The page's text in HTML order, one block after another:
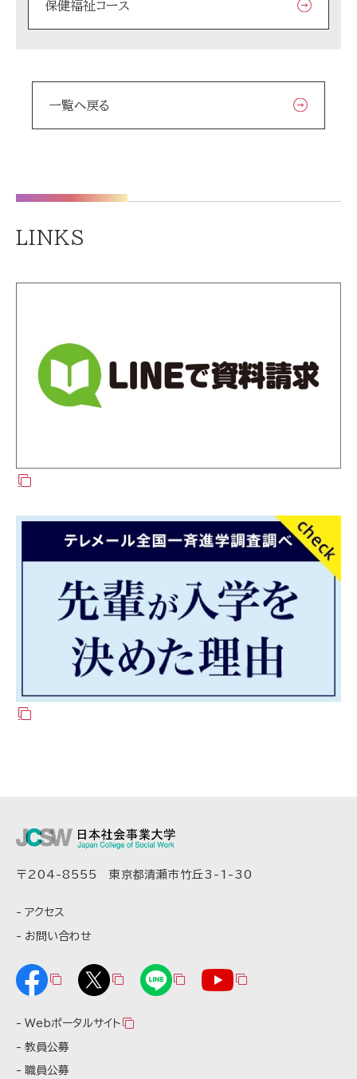
保健福祉コース
一覧へ戻る
LINKS
〒204-8555 東京都清瀬市竹丘3-1-30
アクセス
お問い合わせ
Webポータルサイト
教員公募
職員公募